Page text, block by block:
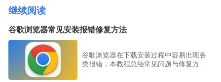
继续阅读
谷歌浏览器常见安装报错修复方法
谷歌浏览器在下载安装过程中容易出现各
类报错，本教程总结常见问题与修复方